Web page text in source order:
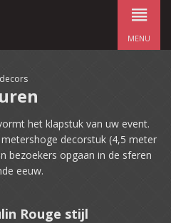
MENU
het klapstuk van uw event.
decorstuk (4,5 meter
bezoekers opgaan in de sferen
eeuw.
Rouge stijl